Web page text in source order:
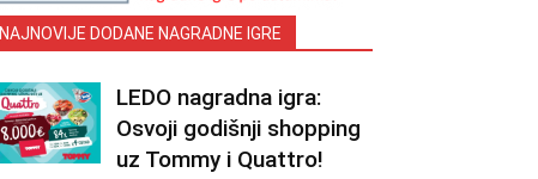
NAJNOVIJE DODANE NAGRADNE IGRE
LEDO nagradna igra:
Osvoji godišnji shopping
uz Tommy i Quattro!